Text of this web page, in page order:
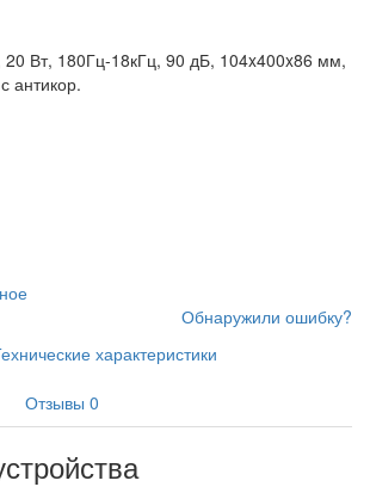
20 Вт, 180Гц-18кГц, 90 дБ, 104x400x86 мм,
антикор.
Обнаружили ошибку?
характеристики
Отзывы 0